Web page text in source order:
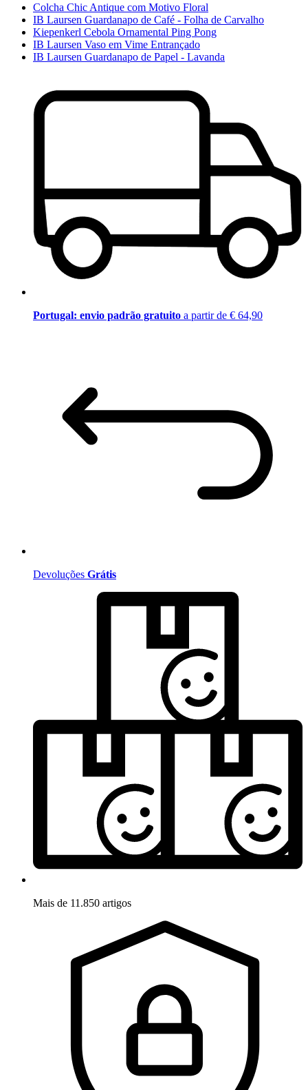
Colcha Chic Antique com Motivo Floral
IB Laursen Guardanapo de Café - Folha de Carvalho
Kiepenkerl Cebola Ornamental Ping Pong
IB Laursen Vaso em Vime Entrançado
IB Laursen Guardanapo de Papel - Lavanda
Portugal: envio padrão gratuito a partir de € 64,90
Devoluções Grátis
Mais de 11.850 artigos